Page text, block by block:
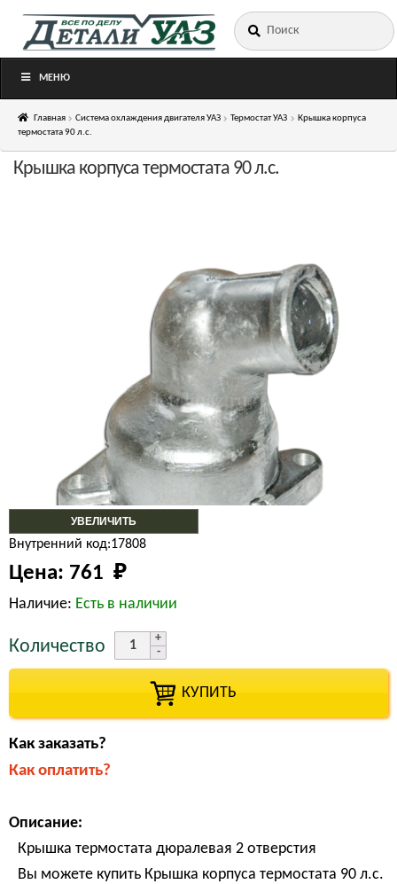
Перейти
Перейти
Искать:
МЕНЮ
Главная Система охлаждения двигателя УАЗ Термостат УАЗ
Крышка корпуса
термостата 90 л.с.
УВЕЛИЧИТЬ
Крышка корпуса термостата 90 л.с.
Внутренний код:17808
Цена: 761 ₽
Наличие: Есть в наличии
Количество
КУПИТЬ
Как заказать?
Как оплатить?
Описание:
Крышка термостата дюралевая 2 отверстия
Вы можете купить Крышка корпуса термостата 90 л.с.